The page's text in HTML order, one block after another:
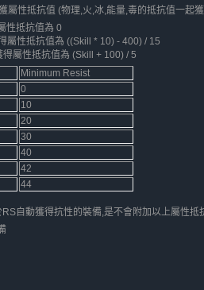
屬性抵抗值 (物理,火,冰,能量,毒的抵抗值一起
性抵抗值為 0
屬性抵抗值為 ((Skill * 10) - 400) / 15
屬性抵抗值為 (Skill + 100) / 5
Minimum Resist
0
10
20
30
40
42
44
自動獲得抗性的裝備,是不會附加以上屬性抵